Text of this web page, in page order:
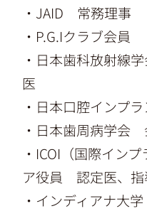
・ JAID 常務理事
・ P.G.Iクラブ会員
・ 日本歯科放射線
医
・ 日本口腔インプ
・ 日本歯周病学会
・ ICOI（国際インプ
ア役員 認定医、指
・ インディアナ大学